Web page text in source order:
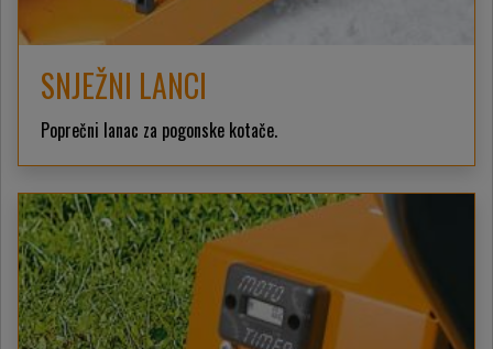
SNJEŽNI LANCI
Poprečni lanac za pogonske kotače.